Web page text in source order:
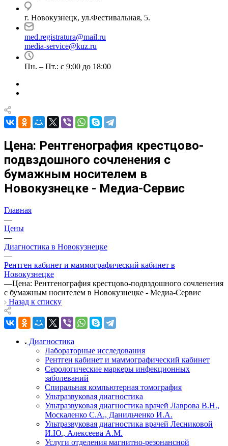
г. Новокузнецк, ул.Фестивальная, 5.
med.registratura@mail.ru
media-service@kuz.ru
Пн. – Пт.: с 9:00 до 18:00
Цена: Рентгенография крестцово-
подвздошного сочленения с
бумажным носителем в
Новокузнецке - Медиа-Сервис
Главная
—
Цены
—
Диагностика в Новокузнецке
—
Рентген кабинет и маммографический кабинет в
Новокузнецке
—Цена: Рентгенография крестцово-подвздошного сочленения
с бумажным носителем в Новокузнецке - Медиа-Сервис
Назад к списку
Диагностика
Лабораторные исследования
Рентген кабинет и маммографический кабинет
Серологические маркеры инфекционных
заболеваний
Спиральная компьютерная томография
Ультразвуковая диагностика
Ультразвуковая диагностика врачей Лаврова В.Н.,
Москаленко С.А., Данильченко И.А.
Ультразвуковая диагностика врачей Лесниковой
И.Ю., Алексеева А.М.
Услуги отделения магнитно-резонансной